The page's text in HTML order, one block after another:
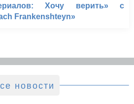
Хочу верить» с
Frankenshteyn»
новости